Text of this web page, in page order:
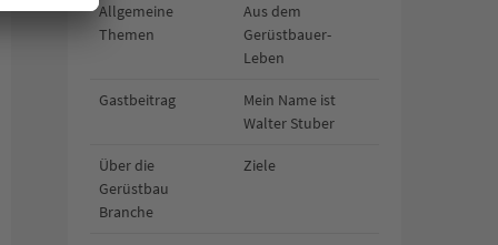
Allgemeine
Themen
Aus dem
Gerüstbauer-
Leben
Gastbeitrag
Mein Name ist
Walter Stuber
Über die
Gerüstbau
Branche
Ziele